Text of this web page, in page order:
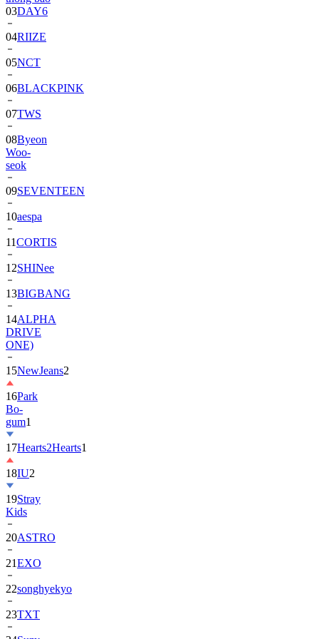
03DAY6
04RIIZE
05NCT
06BLACKPINK
07TWS
08Byeon
Woo-
seok
09SEVENTEEN
10aespa
11CORTIS
12SHINee
13BIGBANG
14ALPHA
DRIVE
ONE)
15NewJeans2
16Park
Bo-
gum1
17Hearts2Hearts1
18IU2
19Stray
Kids
20ASTRO
21EXO
22songhyekyo
23TXT